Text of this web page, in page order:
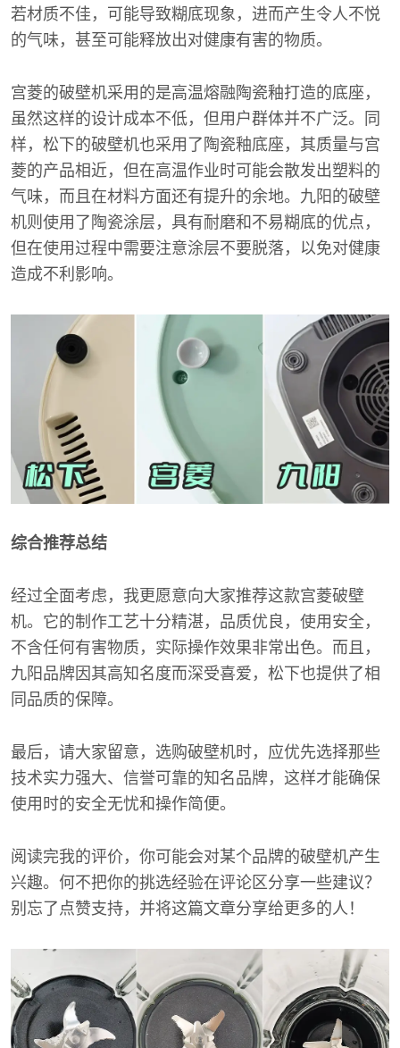
若材质不佳，可能导致糊底现象，进而产生令人不悦
的气味，甚至可能释放出对健康有害的物质。
宫菱的破壁机采用的是高温熔融陶瓷釉打造的底座，
虽然这样的设计成本不低，但用户群体并不广泛。同
样，松下的破壁机也采用了陶瓷釉底座，其质量与宫
菱的产品相近，但在高温作业时可能会散发出塑料的
气味，而且在材料方面还有提升的余地。九阳的破壁
机则使用了陶瓷涂层，具有耐磨和不易糊底的优点，
但在使用过程中需要注意涂层不要脱落，以免对健康
造成不利影响。
综合推荐总结
经过全面考虑，我更愿意向大家推荐这款宫菱破壁
机。它的制作工艺十分精湛，品质优良，使用安全，
不含任何有害物质，实际操作效果非常出色。而且，
九阳品牌因其高知名度而深受喜爱，松下也提供了相
同品质的保障。
最后，请大家留意，选购破壁机时，应优先选择那些
技术实力强大、信誉可靠的知名品牌，这样才能确保
使用时的安全无忧和操作简便。
阅读完我的评价，你可能会对某个品牌的破壁机产生
兴趣。何不把你的挑选经验在评论区分享一些建议？
别忘了点赞支持，并将这篇文章分享给更多的人！